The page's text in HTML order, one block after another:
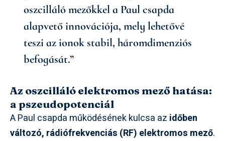
oszcilláló mezőkkel a Paul csapda
alapvető innovációja, mely lehetővé
teszi az ionok stabil, háromdimenziós
befogását.”
Az oszcilláló elektromos mező hatása:
a pszeudopotenciál
A Paul csapda működésének kulcsa az időben
változó, rádiófrekvenciás (RF) elektromos mező.